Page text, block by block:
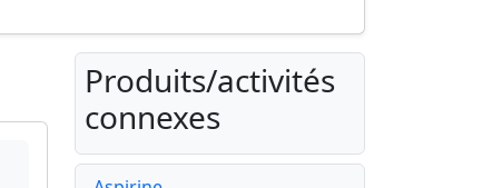
Produits/activités
connexes